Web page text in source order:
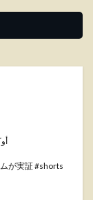
が実証 #shorts